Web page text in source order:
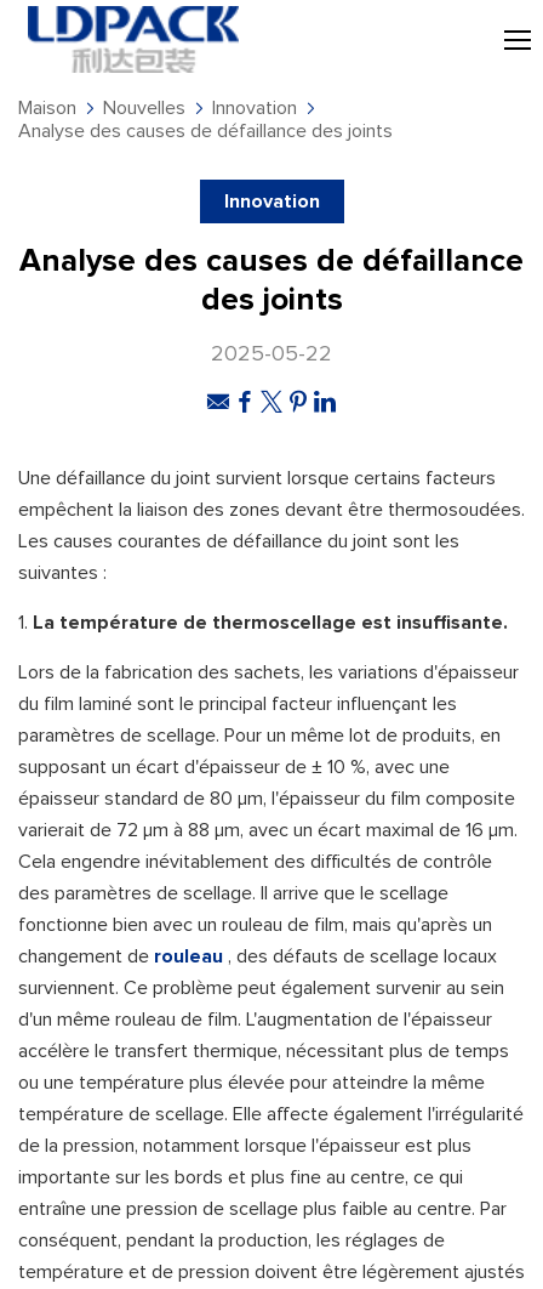
Maison Nouvelles
Innovation
Analyse des causes de défaillance des joints
Innovation
Analyse des causes de défaillance
des joints
2025-05-22
Une défaillance du joint survient lorsque certains facteurs
empêchent la liaison des zones devant être thermosoudées.
Les causes courantes de défaillance du joint sont les
suivantes :
1. La température de thermoscellage est insuffisante.
Lors de la fabrication des sachets, les variations d'épaisseur
du film laminé sont le principal facteur influençant les
paramètres de scellage. Pour un même lot de produits, en
supposant un écart d'épaisseur de ± 10 %, avec une
épaisseur standard de 80 µm, l'épaisseur du film composite
varierait de 72 µm à 88 µm, avec un écart maximal de 16 µm.
Cela engendre inévitablement des difficultés de contrôle
des paramètres de scellage. Il arrive que le scellage
fonctionne bien avec un rouleau de film, mais qu'après un
changement de rouleau , des défauts de scellage locaux
surviennent. Ce problème peut également survenir au sein
d'un même rouleau de film. L'augmentation de l'épaisseur
accélère le transfert thermique, nécessitant plus de temps
ou une température plus élevée pour atteindre la même
température de scellage. Elle affecte également l'irrégularité
de la pression, notamment lorsque l'épaisseur est plus
importante sur les bords et plus fine au centre, ce qui
entraîne une pression de scellage plus faible au centre. Par
conséquent, pendant la production, les réglages de
température et de pression doivent être légèrement ajustés